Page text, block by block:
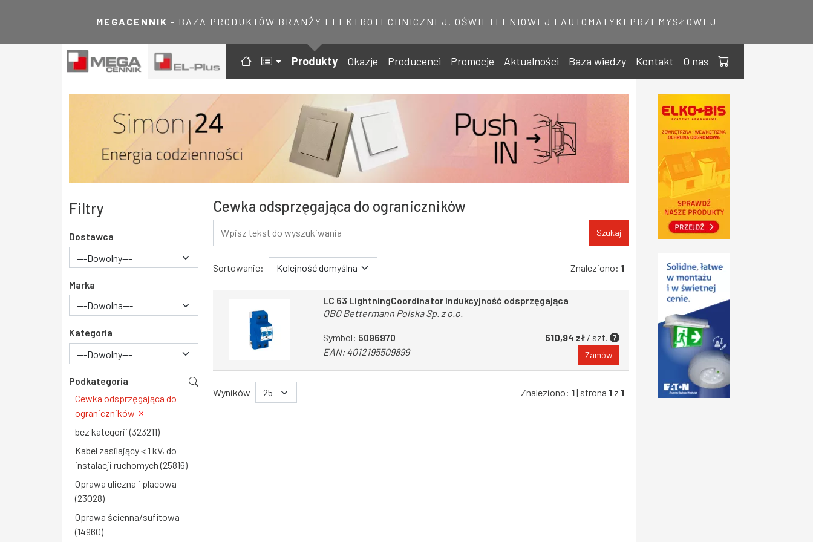
MEGACENNIK - BAZA PRODUKTÓW BRANŻY ELEKTROTECHNICZNEJ, OŚWIETLENIOWEJ I AUTOMATYKI PRZEMYSŁOWEJ
Produkty Okazje Producenci Promocje Aktualności Baza wiedzy Kontakt O nas
Filtry
Dostawca
---Dowolny---
Marka
Kategoria
---Dowolny---
Podkategoria
Cewka odsprzęgająca do
ograniczników
bez kategorii (323211)
Kabel zasilający < 1 kV, do
instalacji ruchomych (25816)
Oprawa uliczna i placowa
(23028)
Oprawa ścienna/sufitowa
(14960)
Cewka odsprzęgająca do ograniczników
Szukaj
Wyniki wyszukiwania
Sortowanie: Znaleziono: 1
LC 63 LightningCoordinator Indukcyjność odsprzęgająca
OBO Bettermann Polska Sp. z o.o.
Symbol: 5096970
EAN:4012195509899
510,94 zł / szt.
Zamów
Wyników Znaleziono: 1| strona 1 z 1